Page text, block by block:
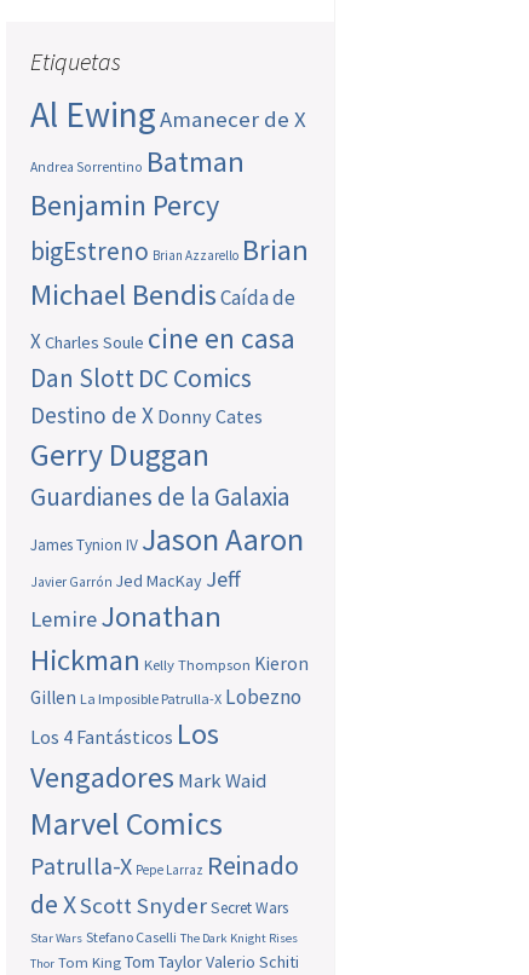
Etiquetas
Al EwingAmanecer de X
Andrea Sorrentino Batman
Benjamin Percy
bigEstreno Brian Azzarello Brian
Michael BendisCaída de
XCharles Soule cine en casa
Dan SlottDC Comics
Destino de X Donny Cates
Gerry Duggan
Guardianes de la Galaxia
James Tynion IV Jason Aaron
Javier Garrón Jed MacKay Jeff
LemireJonathan
Hickman Kelly Thompson Kieron
Gillen La Imposible Patrulla-X Lobezno
Los 4 Fantásticos Los
Vengadores Mark Waid
Marvel Comics
Patrulla-X Pepe Larraz Reinado
de XScott SnyderSecret Wars
Star Wars Stefano Caselli The Dark Knight Rises
Thor Tom King Tom TaylorValerio Schiti